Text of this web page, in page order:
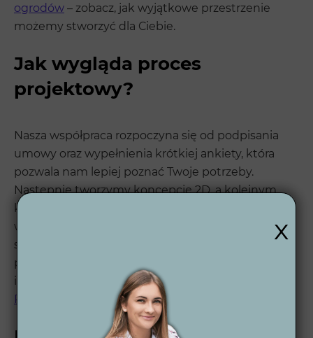
ogrodów – zobacz, jak wyjątkowe przestrzenie
możemy stworzyć dla Ciebie.
Jak wygląda proces
projektowy?
Nasza współpraca rozpoczyna się od podpisania
umowy oraz wypełnienia krótkiej ankiety, która
pozwala nam lepiej poznać Twoje potrzeby.
Następnie tworzymy koncepcję 2D, a kolejnym
krokiem są wizualizacje 3D, które pokazują finalny
wygląd ogrodu. Na koniec przekazujemy
szczegółowy projekt wykonawczy oraz oferujemy
pełne wsparcie na każdym etapie realizacji. Więcej
informacji o naszym procesie znajdziesz tutaj 👉
Proces projektowania ogrodu
x